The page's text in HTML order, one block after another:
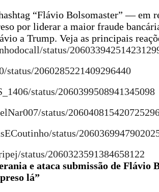
“Flávio Bolsomaster” — em
por liderar a maior fraude
a Trump. Veja as principais
status/
2060285221409296440
status/2060399508941345098
status/
status/
status/2060323591384658122
e ataca submissão de Flávio
lá”